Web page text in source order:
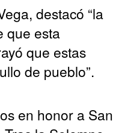
destacó “la
que esta
que estas
de pueblo”.
en honor a San